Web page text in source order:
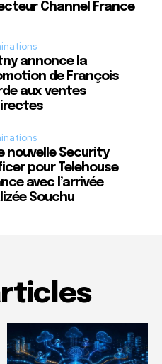
Channel France
annonce la
de François
aux ventes
nouvelle Security
pour Telehouse
avec l’arrivée
Souchu